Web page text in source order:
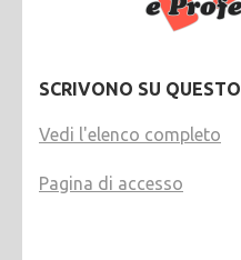
SCRIVONO SU
Vedi l'elenco completo
Pagina di accesso